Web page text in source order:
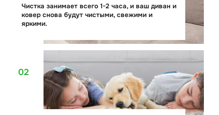
Чистка занимает всего 1-2 часа, и ваш диван и
ковер снова будут чистыми, свежими и
яркими.
02